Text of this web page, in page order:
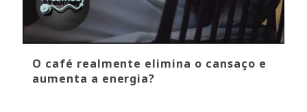
O café realmente elimina o cansaço e
aumenta a energia?